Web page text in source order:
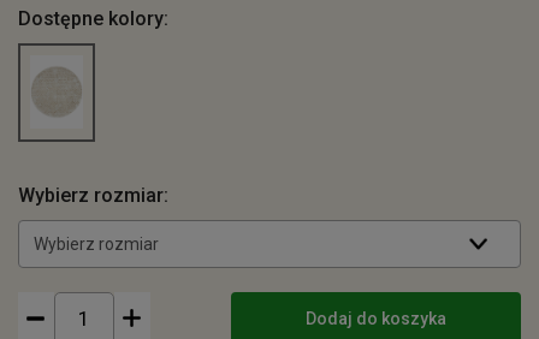
Dostępne kolory:
Wybierz rozmiar:
Wybierz rozmiar
Dodaj do koszyka